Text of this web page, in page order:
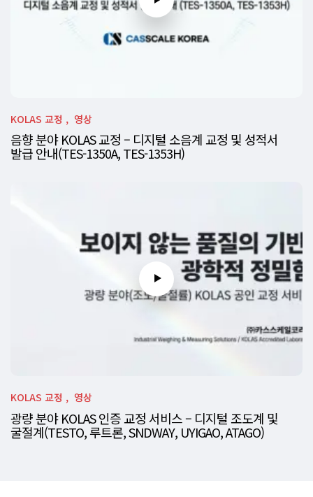
KOLAS 교정 영상
음향 분야 KOLAS 교정 – 디지털 소음계 교정 및 성적서
발급 안내(TES-1350A, TES-1353H)
KOLAS 교정 영상
광량 분야 KOLAS 인증 교정 서비스 – 디지털 조도계 및
굴절계(TESTO, 루트론, SNDWAY, UYIGAO, ATAGO)